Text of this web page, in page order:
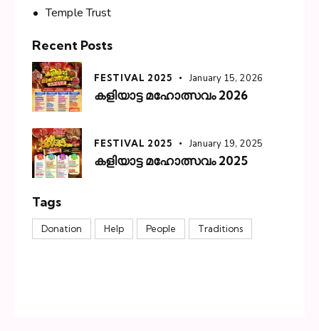
Temple Trust
Recent Posts
FESTIVAL 2025 January 15, 2026
കളിയാട്ട മഹോത്സവം 2026
FESTIVAL 2025 January 19, 2025
കളിയാട്ട മഹോത്സവം 2025
Tags
Donation Help People Traditions